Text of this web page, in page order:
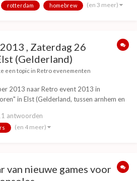
Entertainment System (NES). It is
rotterdam homebrew (en 3 meer)
, Zaterdag 26
(Gelderland)
een topic in Retro evenementen
2013 naar Retro event 2013 in
in Elst (Gelderland, tussen arnhem en
internationale standhouders uit diverse
je leuke r...
antwoorden
(en 4 meer)
van nieuwe games voor